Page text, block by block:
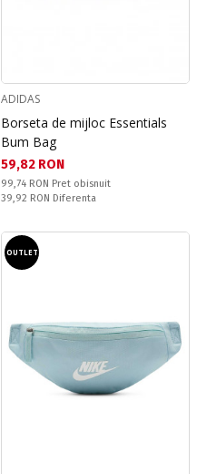
ADIDAS
Borseta de mijloc Essentials
Bum Bag
Текуща цена:
59,82 RON
Pret obisnuit:
99,74 RON Pret obisnuit
Спестявате:
39,92 RON Diferenta
OUTLET